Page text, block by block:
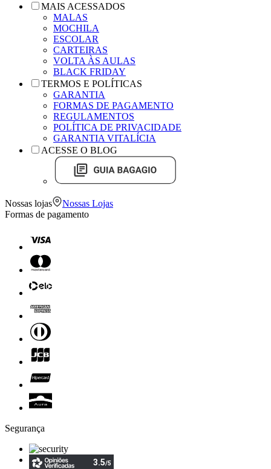
MAIS ACESSADOS
MALAS
MOCHILA
ESCOLAR
CARTEIRAS
VOLTA ÀS AULAS
BLACK FRIDAY
TERMOS E POLÍTICAS
GARANTIA
FORMAS DE PAGAMENTO
REGULAMENTOS
POLÍTICA DE PRIVACIDADE
GARANTIA VITALÍCIA
ACESSE O BLOG
Nossas lojas
Nossas Lojas
Formas de pagamento
Segurança